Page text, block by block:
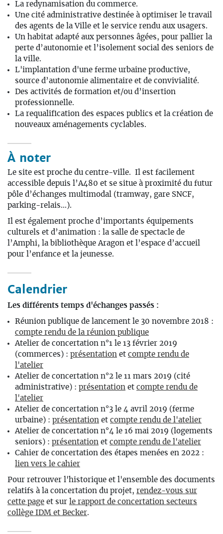
La redynamisation du commerce.
Une cité administrative destinée à optimiser le travail
des agents de la Ville et le service rendu aux usagers.
Un habitat adapté aux personnes âgées, pour pallier la
perte d’autonomie et l’isolement social des seniors de
la ville.
L'implantation d'une ferme urbaine productive,
source d’autonomie alimentaire et de convivialité.
Des activités de formation et/ou d’insertion
professionnelle.
La requalification des espaces publics et la création de
nouveaux aménagements cyclables.
À noter
Le site est proche du centre-ville. Il est facilement
accessible depuis l’A480 et se situe à proximité du futur
pôle d’échanges multimodal (tramway, gare SNCF,
parking-relais…).
Il est également proche d’importants équipements
culturels et d’animation : la salle de spectacle de
l’Amphi, la bibliothèque Aragon et l’espace d’accueil
pour l’enfance et la jeunesse.
Calendrier
Les différents temps d'échanges passés :
Réunion publique de lancement le 30 novembre 2018 :
compte rendu de la réunion publique
Atelier de concertation n°1 le 13 février 2019
(commerces) : présentation et compte rendu de
l'atelier
Atelier de concertation n°2 le 11 mars 2019 (cité
administrative) : présentation et compte rendu de
l'atelier
Atelier de concertation n°3 le 4 avril 2019 (ferme
urbaine) : présentation et compte rendu de l'atelier
Atelier de concertation n°4 le 16 mai 2019 (logements
seniors) : présentation et compte rendu de l'atelier
Cahier de concertation des étapes menées en 2022 :
lien vers le cahier
Pour retrouver l'historique et l'ensemble des documents
relatifs à la concertation du projet, rendez-vous sur
cette page et sur le rapport de concertation secteurs
collège IDM et Becker.